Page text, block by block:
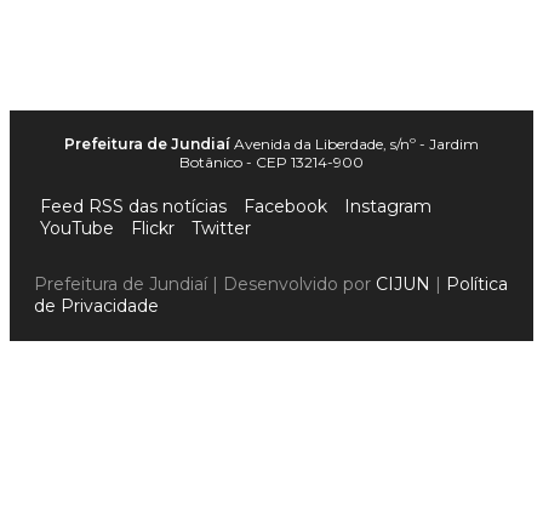
Prefeitura de Jundiaí Avenida da Liberdade, s/nº - Jardim
Botânico - CEP 13214-900
Feed RSS das notícias Facebook
Instagram
YouTube
Flickr Twitter
Prefeitura de Jundiaí | Desenvolvido por CIJUN | Política
de Privacidade